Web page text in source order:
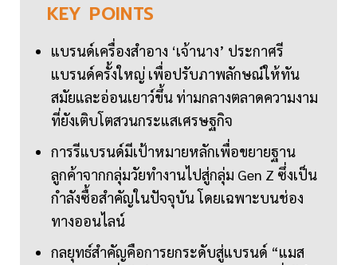
KEY POINTS
แบรนด์เครื่องสำอาง ‘เจ้านาง’ ประกาศรี
แบรนด์ครั้งใหญ่ เพื่อปรับภาพลักษณ์ให้ทัน
สมัยและอ่อนเยาว์ขึ้น ท่ามกลางตลาดความงาม
ที่ยังเติบโตสวนกระแสเศรษฐกิจ
การรีแบรนด์มีเป้าหมายหลักเพื่อขยายฐาน
ลูกค้าจากกลุ่มวัยทำงานไปสู่กลุ่ม Gen Z ซึ่งเป็น
กำลังซื้อสำคัญในปัจจุบัน โดยเฉพาะบนช่อง
ทางออนไลน์
กลยุทธ์สำคัญคือการยกระดับสู่แบรนด์ “แมส